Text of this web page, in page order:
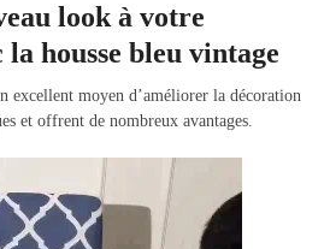
look à votre
housse bleu vintage
excellent moyen d’améliorer la décoration
et offrent de nombreux avantages.